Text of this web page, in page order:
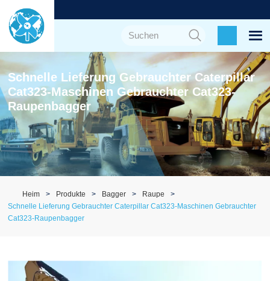
Schnelle Lieferung Gebrauchter Caterpillar
Cat323-Maschinen Gebrauchter Cat323-
Raupenbagger
Heim Produkte Bagger
Raupe
Schnelle Lieferung Gebrauchter Caterpillar Cat323-Maschinen Gebrauchter
Cat323-Raupenbagger